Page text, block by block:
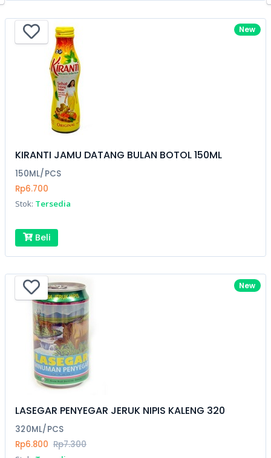
New
KIRANTI JAMU DATANG BULAN BOTOL 150ML
150ML/PCS
Rp6.700
Stok: Tersedia
Beli
New
LASEGAR PENYEGAR JERUK NIPIS KALENG 320
320ML/PCS
Rp6.800 Rp7.300